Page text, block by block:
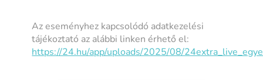
Az eseményhez kapcsolódó adatkezelési
tájékoztató az alábbi linken érhető el:
https://24.hu/app/uploads/2025/08/